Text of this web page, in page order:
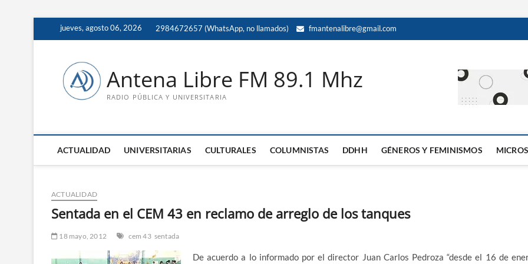
jueves, agosto 06, 2026 2984672657 (WhatsApp, no llamados) fmantenalibre@gmail.com
Antena Libre FM 89.1 Mhz
RADIO PÚBLICA Y UNIVERSITARIA
ACTUALIDAD UNIVERSITARIAS CULTURALES COLUMNISTAS DDHH GÉNEROS Y FEMINISMOS MICROS
ACTUALIDAD
Sentada en el CEM 43 en reclamo de arreglo de los tanques
18 mayo, 2012 cem 43 sentada
De acuerdo a lo informado por el director Juan Carlos Pedroza “desde el 16 de